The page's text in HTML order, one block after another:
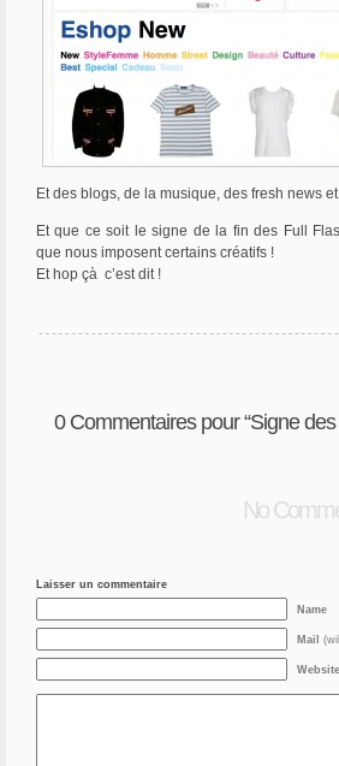
Et des blogs, de la musique, des fresh news
Et que ce soit le signe de la fin des Full
que nous imposent certains créatifs !
Et hop çà c’est dit !
0Commentaires pour “Signe des
No
Laisser un commentaire
Name
Mail
Website